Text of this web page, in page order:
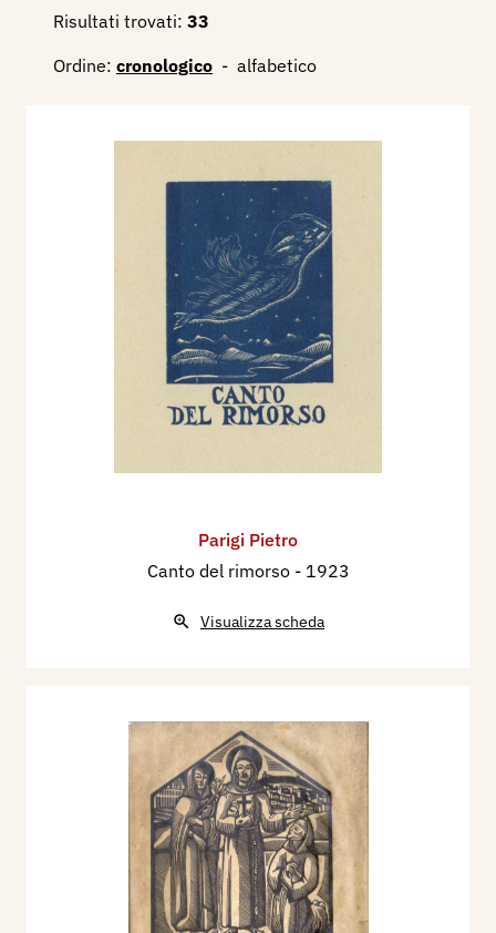
Risultati trovati: 33
Ordine: cronologico - alfabetico
Parigi Pietro
Canto del rimorso - 1923
Visualizza scheda